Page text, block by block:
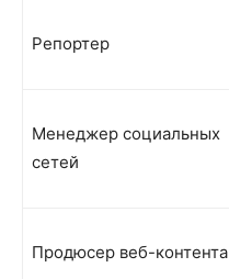
Репортер
Менеджер социальных
сетей
Продюсер веб-контента